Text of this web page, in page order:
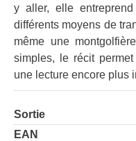
y aller, elle
différents moyens de
même une
simples, le récit
une lecture encore plus
Sortie
EAN